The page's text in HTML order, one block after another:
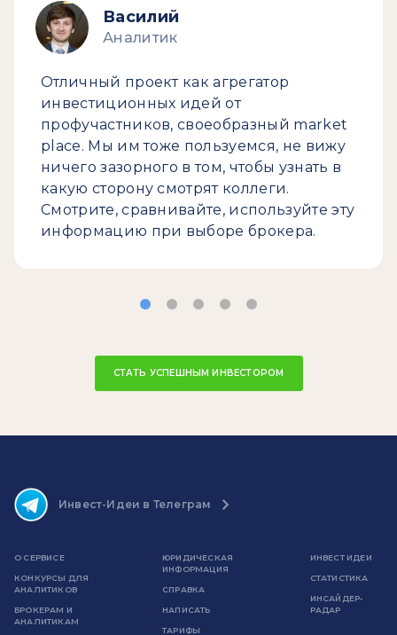
Василий
Аналитик
Отличный проект как агрегатор
инвестиционных идей от
профучастников, своеобразный market
place. Мы им тоже пользуемся, не вижу
ничего зазорного в том, чтобы узнать в
какую сторону смотрят коллеги.
Смотрите, сравнивайте, используйте эту
информацию при выборе брокера.
СТАТЬ УСПЕШНЫМ ИНВЕСТОРОМ
Инвест-Идеи в Телеграм
О СЕРВИСЕ
КОНКУРСЫ ДЛЯ
АНАЛИТИКОВ
БРОКЕРАМ И
АНАЛИТИКАМ
ЮРИДИЧЕСКАЯ
ИНФОРМАЦИЯ
СПРАВКА
НАПИСАТЬ
ТАРИФЫ
ИНВЕСТ ИДЕИ
СТАТИСТИКА
ИНСАЙДЕР-
РАДАР